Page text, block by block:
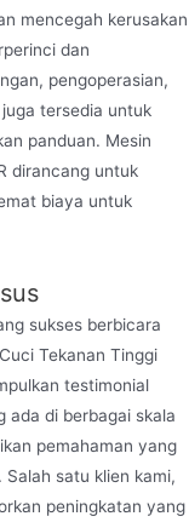
mencegah kerusakan
dan
pengoperasian,
tersedia untuk
panduan. Mesin
dirancang untuk
biaya untuk
sukses berbicara
Tekanan Tinggi
testimonial
ada di berbagai skala
pemahaman yang
satu klien kami,
peningkatan yang